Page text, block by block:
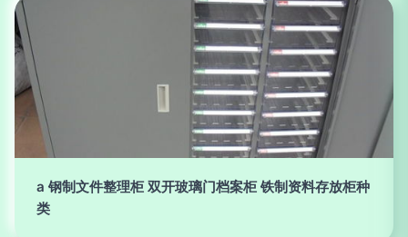
a 钢制文件整理柜 双开玻璃门档案柜 铁制资料存放柜种
类